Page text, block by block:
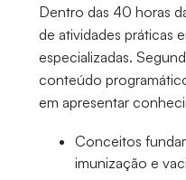
Dentro das 40 horas
de atividades práticas
especializadas.
conteúdo
em apresentar
Conceitos
imunização e